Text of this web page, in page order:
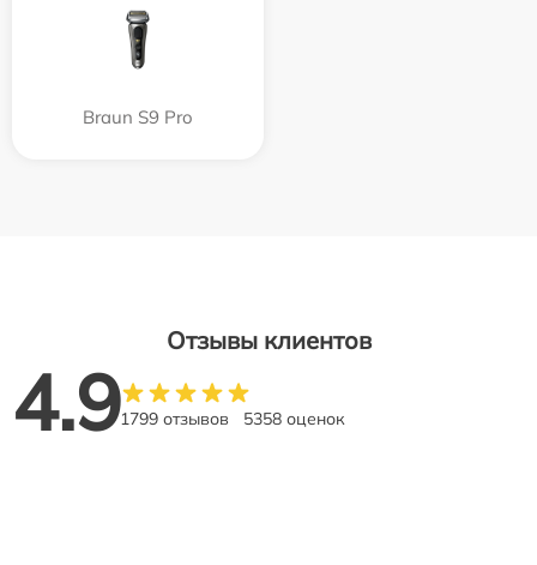
Braun S9 Pro
Отзывы клиентов
4.91799 отзывов 5358 оценок